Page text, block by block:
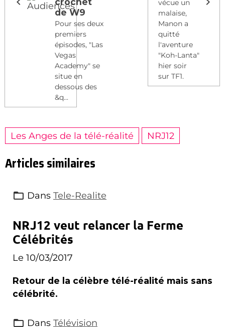
de W9
Pour ses deux
premiers
épisodes, "Las
Vegas
Academy" se
situe en
dessous des
&q...
vécue un
malaise,
Manon a
quitté
l'aventure
"Koh-Lanta"
hier soir
sur TF1.
Les Anges de la télé-réalité NRJ12
Articles similaires
Dans Tele-Realite
NRJ12 veut relancer la Ferme
Célébrités
Le 10/03/2017
Retour de la célèbre télé-réalité mais sans
célébrité.
Dans Télévision